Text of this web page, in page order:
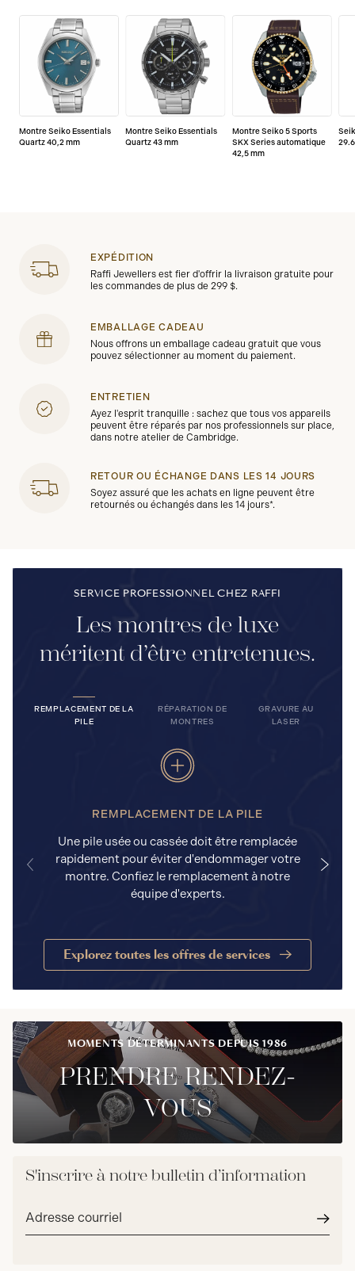
Montre Seiko Essentials
Quartz 40,2 mm
Montre Seiko Essentials
Quartz 43 mm
Montre Seiko 5 Sports
SKX Series automatique
42,5 mm
EXPÉDITION
Raffi Jewellers est fier d'offrir la livraison gratuite pour
les commandes de plus de 299 $.
EMBALLAGE CADEAU
Nous offrons un emballage cadeau gratuit que vous
pouvez sélectionner au moment du paiement.
ENTRETIEN
Ayez l'esprit tranquille : sachez que tous vos appareils
peuvent être réparés par nos professionnels sur place,
dans notre atelier de Cambridge.
RETOUR OU ÉCHANGE DANS LES 14 JOURS
Soyez assuré que les achats en ligne peuvent être
retournés ou échangés dans les 14 jours*.
SERVICE PROFESSIONNEL CHEZ RAFFI
Les montres de luxe
méritent d’être entretenues.
REMPLACEMENT DE LA
PILE
RÉPARATION DE
MONTRES
GRAVURE AU
LASER
REMPLACEMENT DE LA PILE
Une pile usée ou cassée doit être remplacée
rapidement pour éviter d'endommager votre
montre. Confiez le remplacement à notre
équipe d'experts.
Explorez toutes les offres de services
MOMENTS DÉTERMINANTS DEPUIS 1986
PRENDRE RENDEZ-
VOUS
S'inscrire à notre bulletin d’information
Adresse